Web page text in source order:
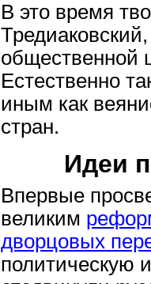
Больше не
голову, к
помощью -
Nado5.ru!
Наши
помогут
В это время
общественной
Естественно
иным как
стран.
Идеи
Впервые
великим
дворцовых
политическую